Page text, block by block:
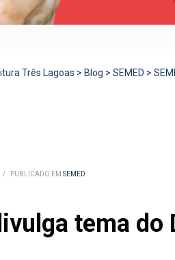
Três Lagoas > Blog > SEMED >
/ PUBLICADO EM SEMED
tema